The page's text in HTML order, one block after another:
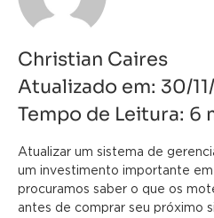
Christian Caires
Atualizado em: 30/
Tempo de Leitura: 6
Atualizar um sistema de
um investimento importante
procuramos saber o que os
antes de comprar seu próximo